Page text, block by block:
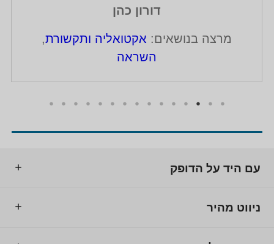
דורון כהן
מרצה בנושאים: אקטואליה ותקשורת,
השראה
עם היד על הדופק
ניווט מהיר